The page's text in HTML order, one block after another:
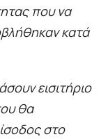
που να
κατά
εισιτήριο
θα
στο